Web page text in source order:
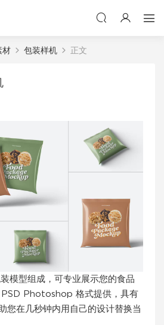
材 包装样机 正文
模型组成，可专业展示您的食品
PSD Photoshop 格式提供，具有
您在几秒钟内用自己的设计替换当